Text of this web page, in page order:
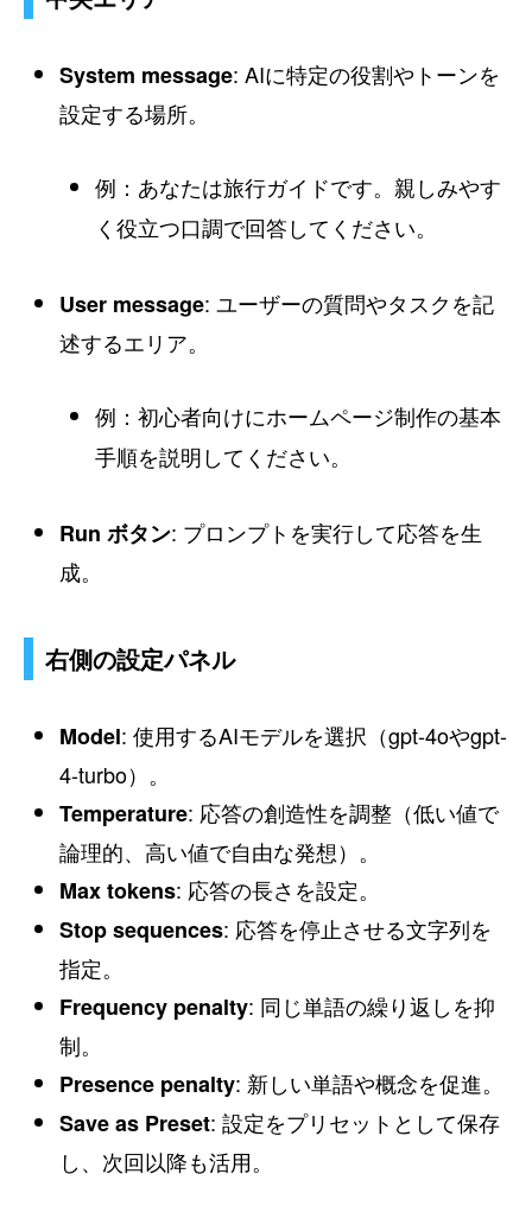
System message: AIに特定の役割やトーンを
設定する場所。
例： あなたは旅行ガイドです。親しみやす
く役立つ口調で回答してください。
User message: ユーザーの質問やタスクを記
述するエリア。
例： 初心者向けにホームページ制作の基本
手順を説明してください。
Run ボタン: プロンプトを実行して応答を生
成。
右側の設定パネル
Model: 使用するAIモデルを選択（gpt-4oやgpt-
4-turbo）。
Temperature: 応答の創造性を調整（低い値で
論理的、高い値で自由な発想）。
Max tokens: 応答の長さを設定。
Stop sequences: 応答を停止させる文字列を
指定。
Frequency penalty: 同じ単語の繰り返しを抑
制。
Presence penalty: 新しい単語や概念を促進。
Save as Preset: 設定をプリセットとして保存
し、次回以降も活用。